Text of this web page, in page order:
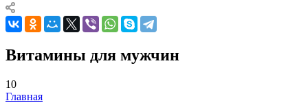
Витамины для мужчин
10
Главная